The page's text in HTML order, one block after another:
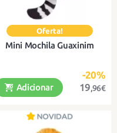
Mini Mochila Guaxinim
-20%
19,96€
Adicionar